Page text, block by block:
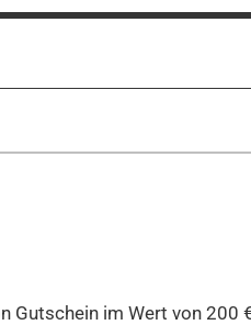
Gutschein im Wert von 200